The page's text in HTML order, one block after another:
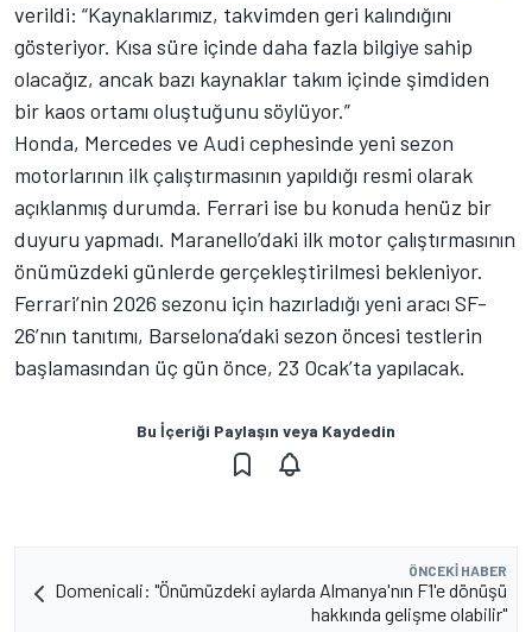
verildi: “Kaynaklarımız, takvimden geri kalındığını
gösteriyor. Kısa süre içinde daha fazla bilgiye sahip
olacağız, ancak bazı kaynaklar takım içinde şimdiden
bir kaos ortamı oluştuğunu söylüyor.”
Honda, Mercedes ve Audi cephesinde yeni sezon
motorlarının ilk çalıştırmasının yapıldığı resmi olarak
açıklanmış durumda. Ferrari ise bu konuda henüz bir
duyuru yapmadı. Maranello’daki ilk motor çalıştırmasının
önümüzdeki günlerde gerçekleştirilmesi bekleniyor.
Ferrari’nin 2026 sezonu için hazırladığı yeni aracı SF-
26’nın tanıtımı, Barselona’daki sezon öncesi testlerin
başlamasından üç gün önce, 23 Ocak’ta yapılacak.
Bu İçeriği Paylaşın veya Kaydedin
ÖNCEKI HABER
Domenicali: "Önümüzdeki aylarda Almanya'nın F1'e dönüşü
hakkında gelişme olabilir"